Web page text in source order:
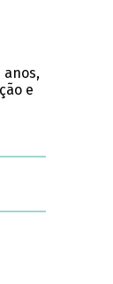
anos,
e